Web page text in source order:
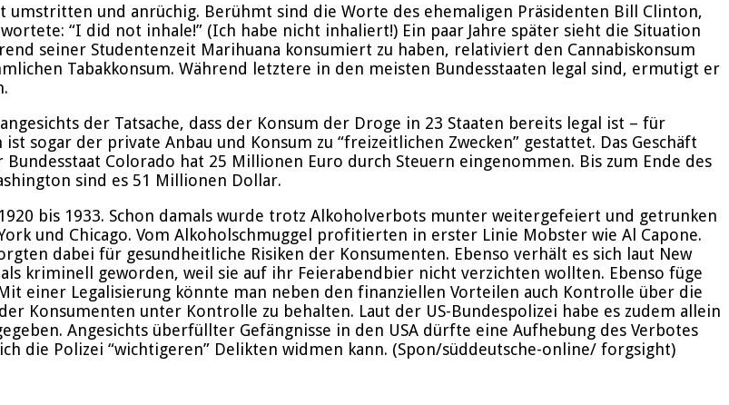
umstritten und anrüchig. Berühmt sind die Worte des ehemaligen Präsidenten Bill Clinton,
“I did not inhale!” (Ich habe nicht inhaliert!) Ein paar Jahre später sieht die Situation
seiner Studentenzeit Marihuana konsumiert zu haben, relativiert den Cannabiskonsum
Tabakkonsum. Während letztere in den meisten Bundesstaaten legal sind, ermutigt er
der Tatsache, dass der Konsum der Droge in 23 Staaten bereits legal ist – für
sogar der private Anbau und Konsum zu “freizeitlichen Zwecken” gestattet. Das Geschäft
Colorado hat 25 Millionen Euro durch Steuern eingenommen. Bis zum Ende des
sind es 51 Millionen Dollar.
bis 1933. Schon damals wurde trotz Alkoholverbots munter weitergefeiert und getrunken
und Chicago. Vom Alkoholschmuggel profitierten in erster Linie Mobster wie Al Capone.
dabei für gesundheitliche Risiken der Konsumenten. Ebenso verhält es sich laut New
kriminell geworden, weil sie auf ihr Feierabendbier nicht verzichten wollten. Ebenso füge
einer Legalisierung könnte man neben den finanziellen Vorteilen auch Kontrolle über die
Konsumenten unter Kontrolle zu behalten. Laut der US-Bundespolizei habe es zudem allein
Angesichts überfüllter Gefängnisse in den USA dürfte eine Aufhebung des Verbotes
die Polizei “wichtigeren” Delikten widmen kann. (Spon/süddeutsche-online/ forgsight)